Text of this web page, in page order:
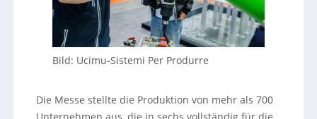
Bild: Ucimu-Sistemi Per Produrre
Die Messe stellte die Produktion von mehr als 700